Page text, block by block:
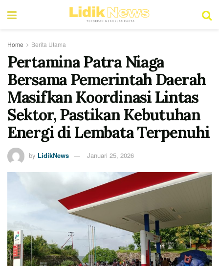
Home Berita Utama
Pertamina Patra Niaga
Bersama Pemerintah Daerah
Masifkan Koordinasi Lintas
Sektor, Pastikan Kebutuhan
Energi di Lembata Terpenuhi
by LidikNews Januari 25, 2026